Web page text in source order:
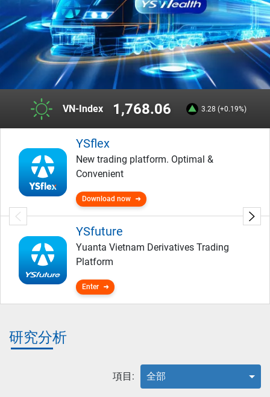
VN-Index 1,768.06 3.28 (+0.19%)
YSflex
New trading platform. Optimal &
Convenient
Download now
YSfuture
Yuanta Vietnam Derivatives Trading
Platform
Enter
研究分析
項目: 全部